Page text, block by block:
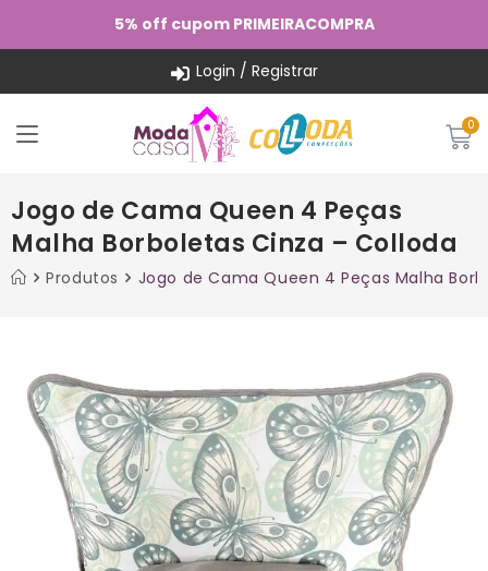
5% off cupom PRIMEIRACOMPRA
Login / Registrar
Jogo de Cama Queen 4 Peças
Malha Borboletas Cinza – Colloda
Produtos Jogo de Cama Queen 4 Peças Malha